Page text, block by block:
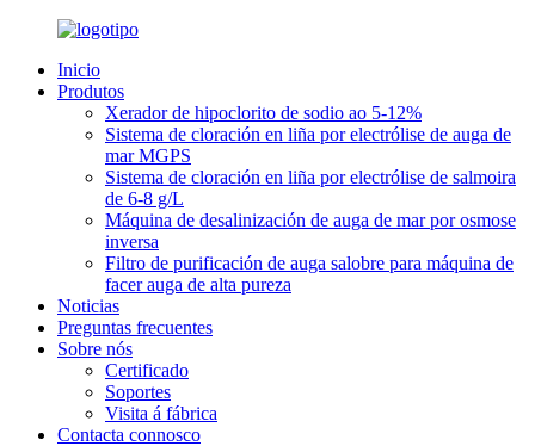
Inicio
Produtos
Xerador de hipoclorito de sodio ao 5-12%
Sistema de cloración en liña por electrólise de auga de
mar MGPS
Sistema de cloración en liña por electrólise de salmoira
de 6-8 g/L
Máquina de desalinización de auga de mar por osmose
inversa
Filtro de purificación de auga salobre para máquina de
facer auga de alta pureza
Noticias
Preguntas frecuentes
Sobre nós
Certificado
Soportes
Visita á fábrica
Contacta connosco